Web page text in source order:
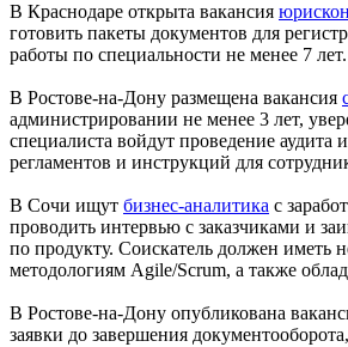
В Краснодаре открыта вакансия
готовить пакеты документов для
работы по специальности не менее 7 лет.
В Ростове-на-Дону размещена вакансия
администрировании не менее 3 лет,
специалиста войдут проведение
регламентов и инструкций для
В Сочи ищут бизнес-аналитика с
проводить интервью с заказчиками и
по продукту. Соискатель должен иметь
методологиям Agile/Scrum, а также
В Ростове-на-Дону опубликована
заявки до завершения